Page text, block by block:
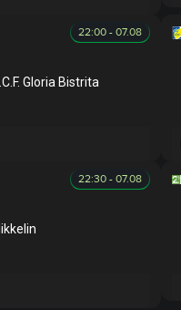
22:00 - 07.08
Gloria Bistrita
22:30 - 07.08